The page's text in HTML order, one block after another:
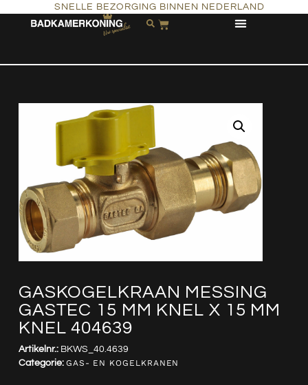
SNELLE BEZORGING BINNEN NEDERLAND
GASKOGELKRAAN MESSING
GASTEC 15 MM KNEL X 15 MM
KNEL 404639
Artikelnr.: BKWS_40.4639
Categorie: GAS- EN KOGELKRANEN